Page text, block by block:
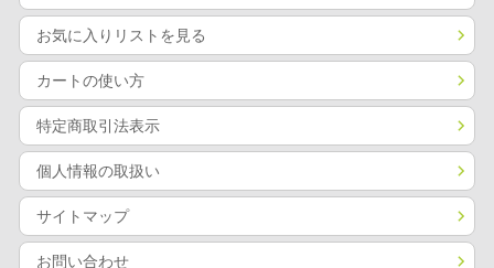
お気に入りリストを見る
カートの使い方
特定商取引法表示
個人情報の取扱い
サイトマップ
お問い合わせ